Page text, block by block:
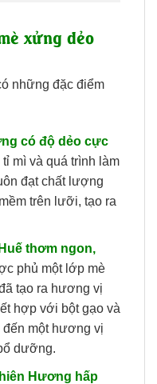
xửng dẻo
những đặc điểm
có độ dẻo cực
mì và quá trình làm
đạt chất lượng
trên lưỡi, tạo ra
thơm ngon,
phủ một lớp mè
tạo ra hương vị
hợp với bột gạo và
một hương vị
dưỡng.
Hương hấp